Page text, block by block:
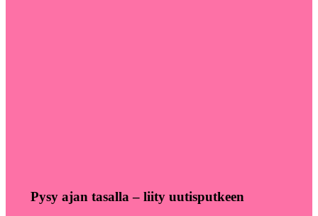
Pysy ajan tasalla – liity uutisputkeen